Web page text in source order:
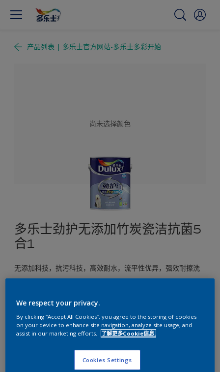
产品列表 | 多乐士官方网站-多乐士多彩开始
尚未选择颜色
多乐士劲护无添加竹炭瓷洁抗菌5
合1
无添加科技，抗污科技，高效耐水，流平性优异，强效耐擦洗
尺寸
We respect your privacy.
By clicking “Accept All Cookies”, you agree to the storing of cookies
on your device to enhance site navigation, analyze site usage, and
assist in our marketing efforts.
了解更多Cookie信息.
Cookies Settings